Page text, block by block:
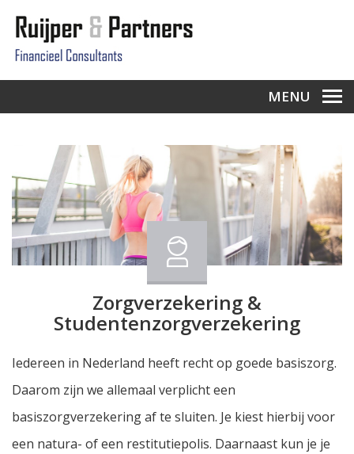
MENU
Zorgverzekering &
Studentenzorgverzekering
Iedereen in Nederland heeft recht op goede basiszorg.
Daarom zijn we allemaal verplicht een
basiszorgverzekering af te sluiten. Je kiest hierbij voor
een natura- of een restitutiepolis. Daarnaast kun je je